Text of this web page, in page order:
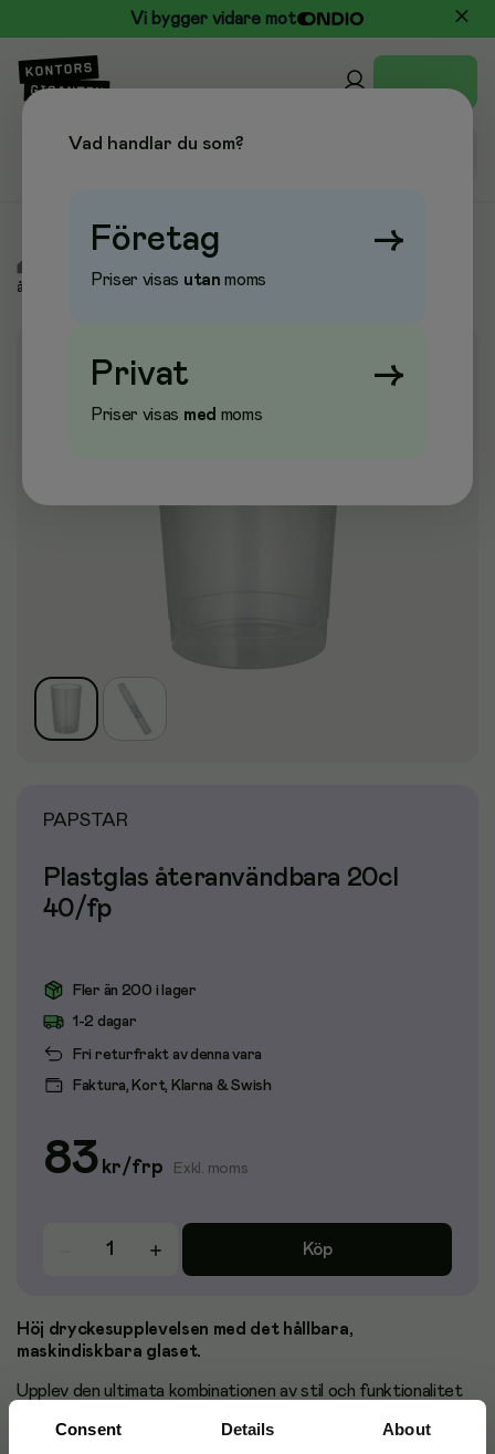
Consent Details About
Vi bygger vidare mot
återanvändbara
PAPSTAR
Plastglas återanvändbara 20cl
40/fp
Fler än 200 i lager
Fri returfrakt av denna vara
1-2 dagar
Faktura, Kort, Klarna & Swish
83 kr/frp Exkl. moms
Köp
Höj dryckesupplevelsen med det hållbara,
maskindiskbara glaset.
Upplev den ultimata kombinationen av stil och funktionalitet
Vad handlar du som?
Företag →
Priser visas utan moms
Privat →
Priser visas med moms